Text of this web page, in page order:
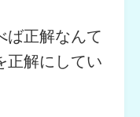
ば正解なんて
正解にしてい